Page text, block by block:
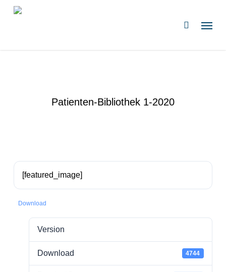
Zum
Hauptinhalt
suchen
Patienten-Bibliothek 1-2020
[featured_image]
Download
Version
Download 4744